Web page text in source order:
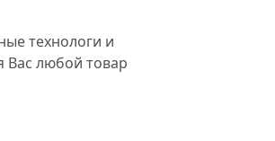
технологи и
Вас любой товар